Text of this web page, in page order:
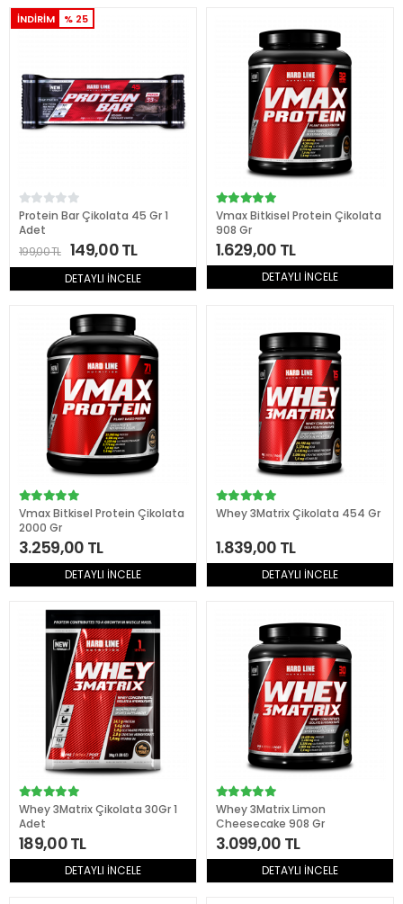
İNDİRİM % 25
Protein Bar Çikolata 45 Gr 1
Adet
199,00 TL
149,00 TL
DETAYLI İNCELE
Vmax Bitkisel Protein Çikolata
908 Gr
1.629,00 TL
DETAYLI İNCELE
Vmax Bitkisel Protein Çikolata
2000 Gr
3.259,00 TL
DETAYLI İNCELE
Whey 3Matrix Çikolata 454 Gr
1.839,00 TL
DETAYLI İNCELE
Whey 3Matrix Çikolata 30Gr 1
Adet
189,00 TL
DETAYLI İNCELE
Whey 3Matrix Limon
Cheesecake 908 Gr
3.099,00 TL
DETAYLI İNCELE